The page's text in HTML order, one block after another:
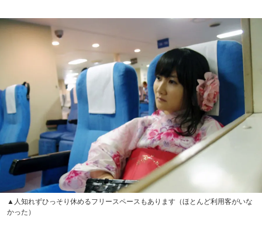
▲人知れずひっそり休めるフリースペースもあります（ほとんど利用客がいな
かった）